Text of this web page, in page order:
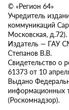
© «Регион 64»
Учредитель
коммуникаций
Московская, д.72).
Издатель — ГАУ
Степанов В.В.
Свидетельство о
61373 от 10
Выдано
информационных
(Роскомнадзор).